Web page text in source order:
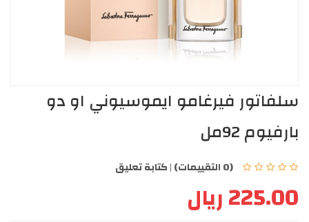
سلفاتور فيرغامو ايموسيوني او دو
بارفيوم 92مل
(0 التقييمات) |كتابة تعليق
225.00 ريال